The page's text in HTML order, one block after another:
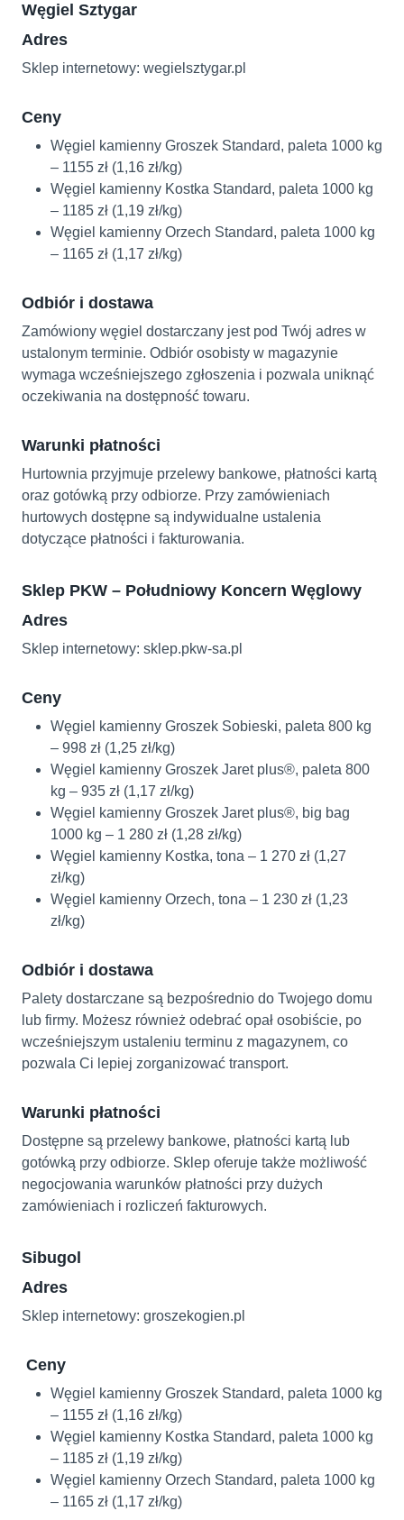
Węgiel Sztygar
Adres
Sklep internetowy: wegielsztygar.pl
Ceny
Węgiel kamienny Groszek Standard, paleta 1000 kg
– 1155 zł (1,16 zł/kg)
Węgiel kamienny Kostka Standard, paleta 1000 kg
– 1185 zł (1,19 zł/kg)
Węgiel kamienny Orzech Standard, paleta 1000 kg
– 1165 zł (1,17 zł/kg)
Odbiór i dostawa
Zamówiony węgiel dostarczany jest pod Twój adres w
ustalonym terminie. Odbiór osobisty w magazynie
wymaga wcześniejszego zgłoszenia i pozwala uniknąć
oczekiwania na dostępność towaru.
Warunki płatności
Hurtownia przyjmuje przelewy bankowe, płatności kartą
oraz gotówką przy odbiorze. Przy zamówieniach
hurtowych dostępne są indywidualne ustalenia
dotyczące płatności i fakturowania.
Sklep PKW – Południowy Koncern Węglowy
Adres
Sklep internetowy: sklep.pkw-sa.pl
Ceny
Węgiel kamienny Groszek Sobieski, paleta 800 kg
– 998 zł (1,25 zł/kg)
Węgiel kamienny Groszek Jaret plus®, paleta 800
kg – 935 zł (1,17 zł/kg)
Węgiel kamienny Groszek Jaret plus®, big bag
1000 kg – 1 280 zł (1,28 zł/kg)
Węgiel kamienny Kostka, tona – 1 270 zł (1,27
zł/kg)
Węgiel kamienny Orzech, tona – 1 230 zł (1,23
zł/kg)
Odbiór i dostawa
Palety dostarczane są bezpośrednio do Twojego domu
lub firmy. Możesz również odebrać opał osobiście, po
wcześniejszym ustaleniu terminu z magazynem, co
pozwala Ci lepiej zorganizować transport.
Warunki płatności
Dostępne są przelewy bankowe, płatności kartą lub
gotówką przy odbiorze. Sklep oferuje także możliwość
negocjowania warunków płatności przy dużych
zamówieniach i rozliczeń fakturowych.
Sibugol
Adres
Sklep internetowy: groszekogien.pl
Ceny
Węgiel kamienny Groszek Standard, paleta 1000 kg
– 1155 zł (1,16 zł/kg)
Węgiel kamienny Kostka Standard, paleta 1000 kg
– 1185 zł (1,19 zł/kg)
Węgiel kamienny Orzech Standard, paleta 1000 kg
– 1165 zł (1,17 zł/kg)